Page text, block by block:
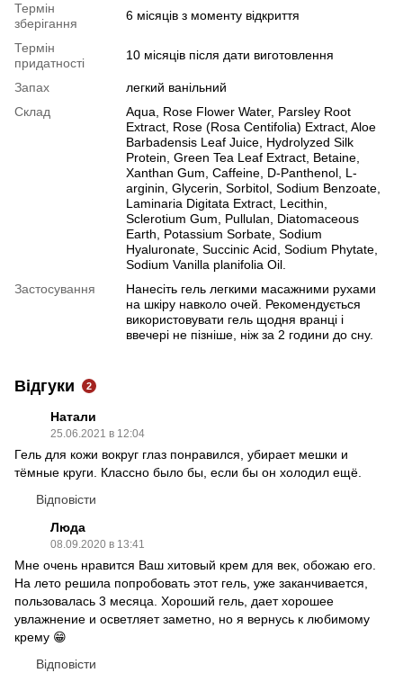
Термін
зберігання
6 місяців з моменту відкриття
Термін
придатності
10 місяців після дати виготовлення
Запах
легкий ванільний
Склад
Aqua, Rose Flower Water, Parsley Root
Extract, Rose (Rosa Centifolia) Extract, Aloe
Barbadensis Leaf Juice, Hydrolyzed Silk
Protein, Green Tea Leaf Extract, Betaine,
Xanthan Gum, Caffeine, D-Panthenol, L-
arginin, Glycerin, Sorbitol, Sodium Benzoate,
Laminaria Digitata Extract, Lecithin,
Sclerotium Gum, Pullulan, Diatomaceous
Earth, Potassium Sorbate, Sodium
Hyaluronate, Succinic Аcid, Sodium Phytate,
Sodium Vanilla planifolia Oil.
Застосування
Нанесіть гель легкими масажними рухами
на шкіру навколо очей. Рекомендується
використовувати гель щодня вранці і
ввечері не пізніше, ніж за 2 години до сну.
Відгуки 2
Натали
25.06.2021 в 12:04
Гель для кожи вокруг глаз понравился, убирает мешки и
тёмные круги. Классно было бы, если бы он холодил ещё.
Відповісти
Люда
08.09.2020 в 13:41
Мне очень нравится Ваш хитовый крем для век, обожаю его.
На лето решила попробовать этот гель, уже заканчивается,
пользовалась 3 месяца. Хороший гель, дает хорошее
увлажнение и осветляет заметно, но я вернусь к любимому
крему 😁
Відповісти